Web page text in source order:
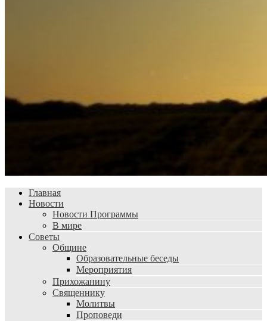
Главная
Новости
Новости Программы
В мире
Советы
Общине
Образовательные беседы
Мероприятия
Прихожанину
Священнику
Молитвы
Проповеди